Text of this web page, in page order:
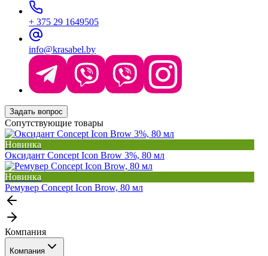
+ 375 29 1649505
info@krasabel.by
Задать вопрос
Сопутствующие товары
Новинка
Оксидант Concept Icon Brow 3%, 80 мл
Новинка
Ремувер Concept Icon Brow, 80 мл
Компания
Компания